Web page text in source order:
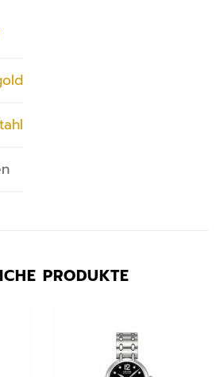
PRODUKTE